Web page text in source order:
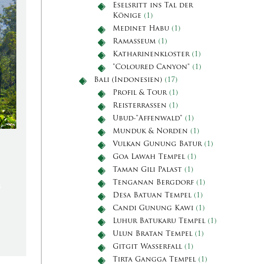
Eselsritt ins Tal der
Könige (1)
Medinet Habu (1)
Ramasseum (1)
Katharinenkloster(1)
"Coloured Canyon" (1)
Bali (Indonesien) (17)
Profil & Tour(1)
Reisterrassen (1)
Ubud-"Affenwald" (1)
Munduk & Norden (1)
Vulkan Gunung Batur(1)
Goa Lawah Tempel (1)
Taman Gili Palast (1)
Tenganan Bergdorf (1)
Desa Batuan Tempel (1)
Candi Gunung Kawi (1)
Luhur Batukaru Tempel (1)
Ulun Bratan Tempel (1)
Gitgit Wasserfall (1)
Tirta Gangga Tempel (1)